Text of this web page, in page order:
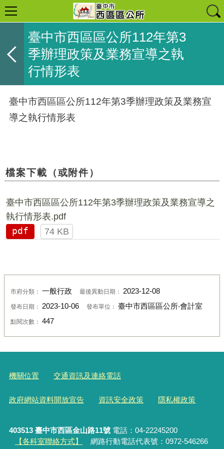
臺中市西區區公所112年第3
季辦理政策及業務宣導之執
行情形表
臺中市西區區公所112年第3季辦理政策及業務宣
導之執行情形表
檔案下載（或附件）
臺中市西區區公所112年第3季辦理政策及業務宣導之
執行情形表.pdf
pdf
74 KB
市府分類： 一般行政 最後異動日期： 2023-12-08
發布日期： 2023-10-06 發布單位： 臺中市西區區公所‧會計室
點閱次數： 447
機關位置 交通資訊及連絡電話
政府網站資料開放宣告 資訊安全政策 隱私權政策
403513 臺中市西區金山路11號電話：04-22245200
【各科室聯絡方式】
網路行動電話代表號：0972-546266